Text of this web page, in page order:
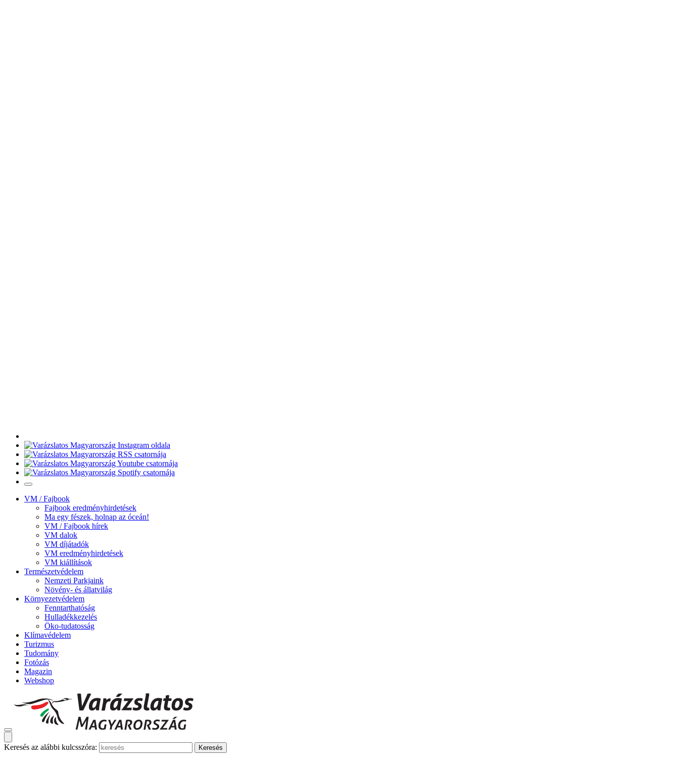
VM / Fajbook
Fajbook eredményhirdetések
Ma egy fészek, holnap az óceán!
VM / Fajbook hírek
VM dalok
VM díjátadók
VM eredményhirdetések
VM kiállítások
Természetvédelem
Nemzeti Parkjaink
Növény- és állatvilág
Környezetvédelem
Fenntarthatóság
Hulladékkezelés
Öko-tudatosság
Klímavédelem
Turizmus
Tudomány
Fotózás
Magazin
Webshop
Keresés az alábbi kulcsszóra: